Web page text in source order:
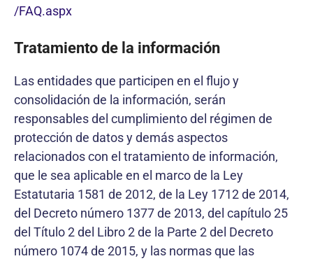
/FAQ.aspx
Tratamiento de la información
Las entidades que participen en el flujo y
consolidación de la información, serán
responsables del cumplimiento del régimen de
protección de datos y demás aspectos
relacionados con el tratamiento de información,
que le sea aplicable en el marco de la Ley
Estatutaria 1581 de 2012, de la Ley 1712 de 2014,
del Decreto número 1377 de 2013, del capítulo 25
del Título 2 del Libro 2 de la Parte 2 del Decreto
número 1074 de 2015, y las normas que las